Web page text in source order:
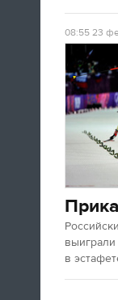
09:05
Доброе
медали
означает,
08:5523
в